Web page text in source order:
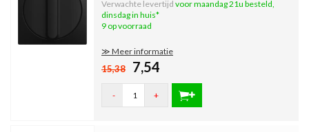
Serie: Balance SI, kleur: zwart mat.
Verwachte levertijd voor maandag 21u besteld,
dinsdag in huis*
9 op voorraad
≫ Meer informatie
15,38 7,54
- +